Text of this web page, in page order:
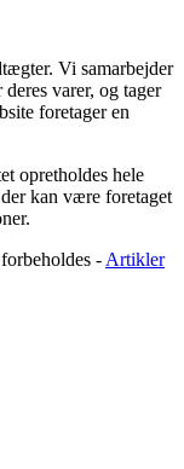
Vi samarbejder
varer, og tager
foretager en
opretholdes hele
kan være foretaget
- Artikler